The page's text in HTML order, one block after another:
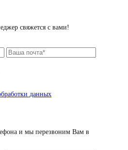
свяжется с вами!
данных
и мы перезвоним Вам в